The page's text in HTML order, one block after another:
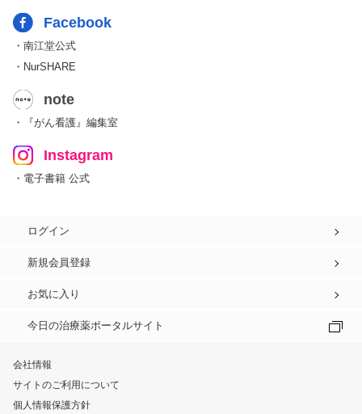
Facebook
・南江堂公式
・NurSHARE
note
・『がん看護』編集室
Instagram
・電子書籍 公式
ログイン
新規会員登録
お気に入り
今日の治療薬ポータルサイト
会社情報
サイトのご利用について
個人情報保護方針